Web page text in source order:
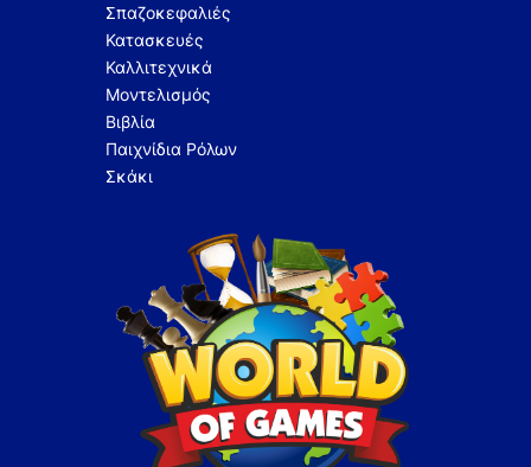
Σπαζοκεφαλιές
Κατασκευές
Καλλιτεχνικά
Μοντελισμός
Βιβλία
Παιχνίδια Ρόλων
Σκάκι